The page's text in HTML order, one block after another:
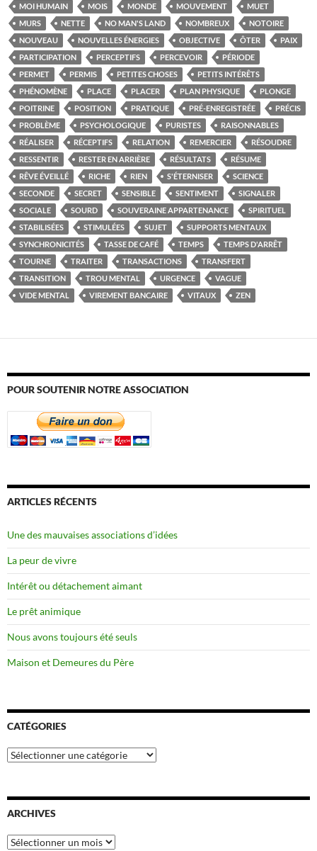
MOI HUMAIN
MOIS MONDE MOUVEMENT
MUET
MURS
NETTE NO MAN'S LAND NOMBREUX
NOTOIRE
NOUVEAU
NOUVELLES ÉNERGIES OBJECTIVE ÔTER
PAIX
PARTICIPATION
PERCEPTIFS PERCEVOIR
PÉRIODE
PERMET
PERMIS PETITES CHOSES
PETITS INTÉRÊTS
PHÉNOMÈNE
PLACE PLACER PLAN PHYSIQUE
PLONGE
POITRINE
POSITION PRATIQUE PRÉ-ENREGISTRÉE
PRÉCIS
PROBLÈME
PSYCHOLOGIQUE PURISTES
RAISONNABLES
RÉALISER
RÉCEPTIFS RELATION REMERCIER
RÉSOUDRE
RESSENTIR
RESTER EN ARRIÈRE RÉSULTATS
RÉSUME
RÊVE ÉVEILLÉ
RICHE RIEN S'ÉTERNISER
SCIENCE
SECONDE
SECRET SENSIBLE SENTIMENT
SIGNALER
SOCIALE
SOURD SOUVERAINE APPARTENANCE
SPIRITUEL
STABILISÉES
STIMULÉES SUJET
SUPPORTS MENTAUX
SYNCHRONICITÉS
TASSE DE CAFÉ TEMPS
TEMPS D'ARRÊT
TOURNE
TRAITER TRANSACTIONS
TRANSFERT
TRANSITION
TROU MENTAL URGENCE
VAGUE
VIDE MENTAL
VIREMENT BANCAIRE VITAUX ZEN
POUR SOUTENIR NOTRE ASSOCIATION
ARTICLES RÉCENTS
Une des mauvaises associations d’idées
La peur de vivre
Intérêt ou détachement aimant
Le prêt animique
Nous avons toujours été seuls
Maison et Demeures du Père
CATÉGORIES
Catégories
ARCHIVES
Archives